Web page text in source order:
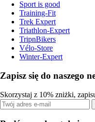
Sport is good
Training-Fit
Trek Expert
Triathlon-Expert
TripnBikers
Vélo-Store
Winter-Expert
Zapisz się do naszego
Skorzystaj z 10% zniżki,